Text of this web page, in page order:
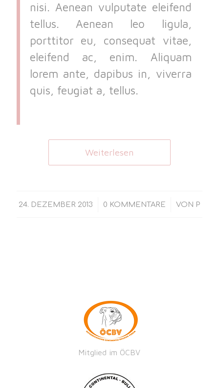
nisi. Aenean vulputate eleifend
tellus. Aenean leo ligula,
porttitor eu, consequat vitae,
eleifend ac, enim. Aliquam
lorem ante, dapibus in, viverra
quis, feugiat a, tellus.
Weiterlesen
24. DEZEMBER 2013
/ 0 KOMMENTARE
/ VON P
Mitglied im ÖCBV